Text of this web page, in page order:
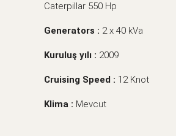
Caterpillar 550 Hp
Generators : 2 x 40 kVa
Kuruluş yılı : 2009
Cruising Speed : 12 Knot
Klima : Mevcut